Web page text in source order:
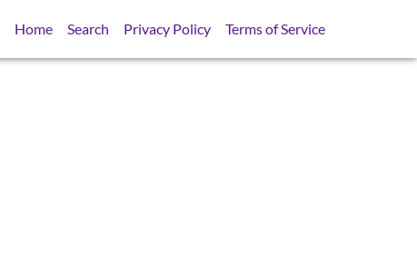
Home Search Privacy Policy Terms of Service